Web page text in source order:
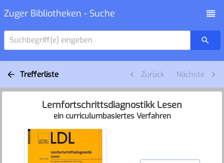
Zuger Bibliotheken - Suche
Suchbegriff(e) eingeben
Trefferliste Zurück Nächste
Lernfortschrittsdiagnostikk Lesen
ein curriculumbasiertes Verfahren